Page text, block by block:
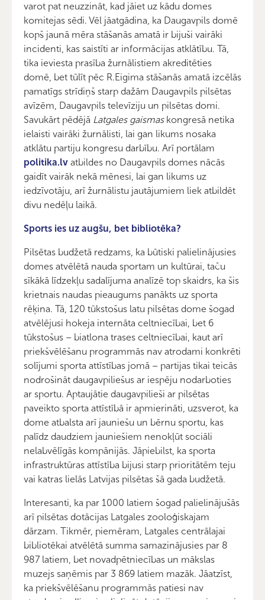
varot pat neuzzināt, kad jāiet uz kādu domes
komitejas sēdi. Vēl jāatgādina, ka Daugavpils domē
kopš jaunā mēra stāšanās amatā ir bijuši vairāki
incidenti, kas saistīti ar informācijas atklātību. Tā,
tika ieviesta prasība žurnālistiem akreditēties
domē, bet tūlīt pēc R.Eigima stāšanās amatā izcēlās
pamatīgs strīdiņš starp dažām Daugavpils pilsētas
avīzēm, Daugavpils televīziju un pilsētas domi.
Savukārt pēdējā Latgales gaismaskongresā netika
ielaisti vairāki žurnālisti, lai gan likums nosaka
atklātu partiju kongresu darbību. Arī portālam
politika.lv atbildes no Daugavpils domes nācās
gaidīt vairāk nekā mēnesi, lai gan likums uz
iedzīvotāju, arī žurnālistu jautājumiem liek atbildēt
divu nedēļu laikā.
Sports ies uz augšu, bet bibliotēka?
Pilsētas budžetā redzams, ka būtiski palielinājusies
domes atvēlētā nauda sportam un kultūrai, taču
sīkākā līdzekļu sadalījuma analīzē top skaidrs, ka šis
krietnais naudas pieaugums panākts uz sporta
rēķina. Tā, 120 tūkstošus latu pilsētas dome šogad
atvēlējusi hokeja internāta celtniecībai, bet 6
tūkstošus – biatlona trases celtniecībai, kaut arī
priekšvēlēšanu programmās nav atrodami konkrēti
solījumi sporta attīstības jomā – partijas tikai teicās
nodrošināt daugavpiliešus ar iespēju nodarboties
ar sportu. Aptaujātie daugavpilieši ar pilsētas
paveikto sporta attīstībā ir apmierināti, uzsverot, ka
dome atbalsta arī jauniešu un bērnu sportu, kas
palīdz daudziem jauniešiem nenokļūt sociāli
nelabvēlīgās kompānijās. Jāpiebilst, ka sporta
infrastruktūras attīstība bijusi starp prioritātēm teju
vai katras lielās Latvijas pilsētas šā gada budžetā.
Interesanti, ka par 1000 latiem šogad palielinājušās
arī pilsētas dotācijas Latgales zooloģiskajam
dārzam. Tikmēr, piemēram, Latgales centrālajai
bibliotēkai atvēlētā summa samazinājusies par 8
987 latiem, bet novadpētniecības un mākslas
muzejs saņēmis par 3 869 latiem mazāk. Jāatzīst,
ka priekšvēlēšanu programmās patiesi nav